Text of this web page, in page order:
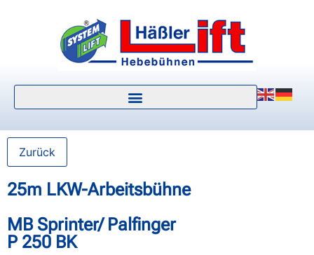
Zurück
25m LKW-Arbeitsbühne
MB Sprinter/ Palfinger
P 250 BK